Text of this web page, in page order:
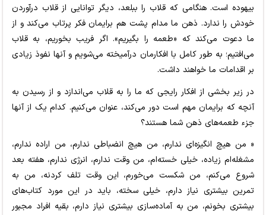
بیهوده است. هنگامی که قلاب را ببلعد، دیگر توانایی از قلاب درآوردن
خودش را ندارد. ذهن ما مدام پشت هم برایمان فکر پرتاب می‌کند و از
ما دعوت می‌کند که «طعمه را بگیریم». اگر فریب بخوریم، به قلاب
می‌افتیم؛ به طور کامل با افکارمان درآمیخته می‌شویم و آنها نفوذ زیادی
بر اقدامات ما خواهند داشت.
در زیر بخشی از افکار رایجی که ما را به قلاب می‌اندازد و از رسیدن به
آنچه که برایمان مهم است دور می‌کند، عنوان می‌کنیم. کدام یک از آنها
جزء طعمه‌های ذهن شما هستند؟
« من هیچ انگیزه‌ای ندارم، من هیچ انضباطی ندارم، من اراده ندارم،
مشغله‌ام زیاده، خیلی خسته‌ام، من وقت ندارم، انرژی ندارم، هفته بعد
شروع می‌کنم، من شکست می‌خورم، این وقت تلف کردنه، من به
تمرین بیشتری نیاز دارم، خیلی سخته، باید در این مورد کتاب‌های
بیشتری بخونم، من به آماده‌سازی بیشتری نیاز دارم، بقیه افراد مجبور